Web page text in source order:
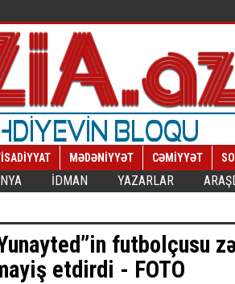
MƏDƏNİYYƏT CƏMİYYƏT
İDMAN YAZARLAR
futbolçusu
etdirdi - FOTO